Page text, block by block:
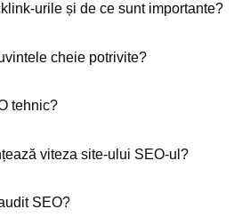
urile și de ce sunt importante?
cheie potrivite?
tehnic?
viteza site-ului SEO-ul?
SEO?